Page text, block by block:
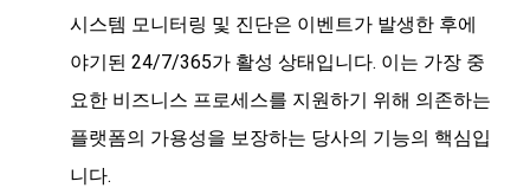
시스템 모니터링 및 진단은 이벤트가 발생한 후에
야기된 24/7/365가 활성 상태입니다. 이는 가장 중
요한 비즈니스 프로세스를 지원하기 위해 의존하는
플랫폼의 가용성을 보장하는 당사의 기능의 핵심입
니다.